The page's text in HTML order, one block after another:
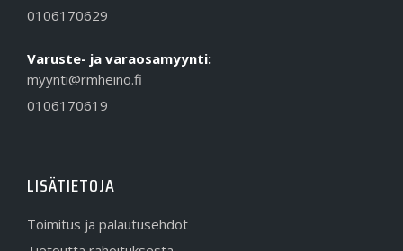
0106170629
Varuste- ja varaosamyynti:
myynti@rmheino.fi
0106170619
LISÄTIETOJA
Toimitus ja palautusehdot